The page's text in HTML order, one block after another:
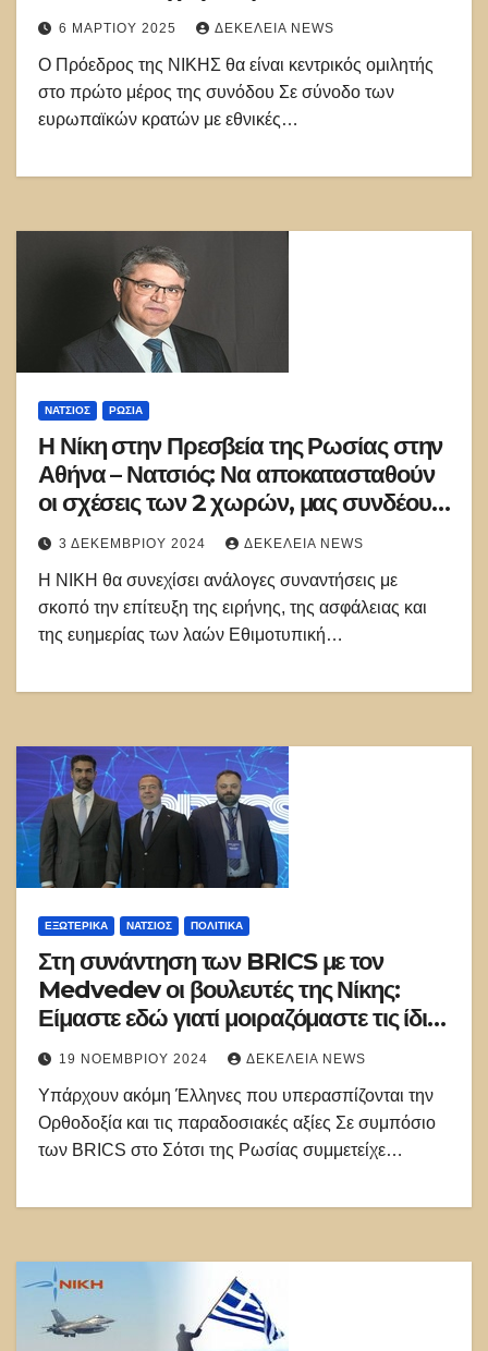
μειονότητες στην Ουκρανία
6 ΜΑΡΤΊΟΥ 2025 ΔΕΚΈΛΕΙΑ NEWS
Ο Πρόεδρος της ΝΙΚΗΣ θα είναι κεντρικός ομιλητής
στο πρώτο μέρος της συνόδου Σε σύνοδο των
ευρωπαϊκών κρατών με εθνικές…
ΝΑΤΣΙΌΣ ΡΩΣΊΑ
Η Νίκη στην Πρεσβεία της Ρωσίας στην
Αθήνα – Νατσιός: Να αποκατασταθούν
οι σχέσεις των 2 χωρών, μας συνδέουν
πολλά
3 ΔΕΚΕΜΒΡΊΟΥ 2024 ΔΕΚΈΛΕΙΑ NEWS
Η ΝΙΚΗ θα συνεχίσει ανάλογες συναντήσεις με
σκοπό την επίτευξη της ειρήνης, της ασφάλειας και
της ευημερίας των λαών Εθιμοτυπική…
ΕΞΩΤΕΡΙΚΑ ΝΑΤΣΙΌΣ ΠΟΛΙΤΙΚΑ
Στη συνάντηση των BRICS με τον
Medvedev οι βουλευτές της Νίκης:
Είμαστε εδώ γιατί μοιραζόμαστε τις ίδιες
αξίες με τους Ρώσους
19 ΝΟΕΜΒΡΊΟΥ 2024 ΔΕΚΈΛΕΙΑ NEWS
Yπάρχουν ακόμη Έλληνες που υπερασπίζονται την
Ορθοδοξία και τις παραδοσιακές αξίες Σε συμπόσιο
των BRICS στο Σότσι της Ρωσίας συμμετείχε…